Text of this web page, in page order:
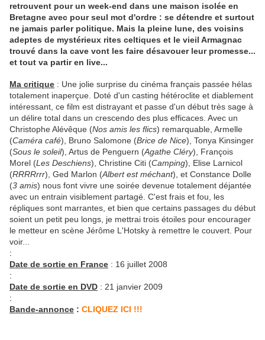
retrouvent pour un week-end dans une maison isolée en
Bretagne avec pour seul mot d'ordre : se détendre et surtout
ne jamais parler politique. Mais la pleine lune, des voisins
adeptes de mystérieux rites celtiques et le vieil Armagnac
trouvé dans la cave vont les faire désavouer leur promesse...
et tout va partir en live...
Ma critique : Une jolie surprise du cinéma français passée hélas
totalement inaperçue. Doté d'un casting hétéroclite et diablement
intéressant, ce film est distrayant et passe d'un début très sage à
un délire total dans un crescendo des plus efficaces. Avec un
Christophe Alévêque (Nos amis les flics) remarquable, Armelle
(Caméra café), Bruno Salomone (Brice de Nice), Tonya Kinsinger
(Sous le soleil), Artus de Penguern (Agathe Cléry), François
Morel (Les Deschiens), Christine Citi (Camping), Elise Larnicol
(RRRRrrr), Ged Marlon (Albert est méchant), et Constance Dolle
(3 amis) nous font vivre une soirée devenue totalement déjantée
avec un entrain visiblement partagé. C'est frais et fou, les
répliques sont marrantes, et bien que certains passages du début
soient un petit peu longs, je mettrai trois étoiles pour encourager
le metteur en scène Jérôme L'Hotsky à remettre le couvert. Pour
voir...
:
Date de sortie en France : 16 juillet 2008
:
Date de sortie en DVD : 21 janvier 2009
:
Bande-annonce : CLIQUEZ ICI !!!